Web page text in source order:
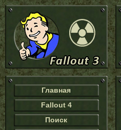
Главная
Fallout 4
Поиск